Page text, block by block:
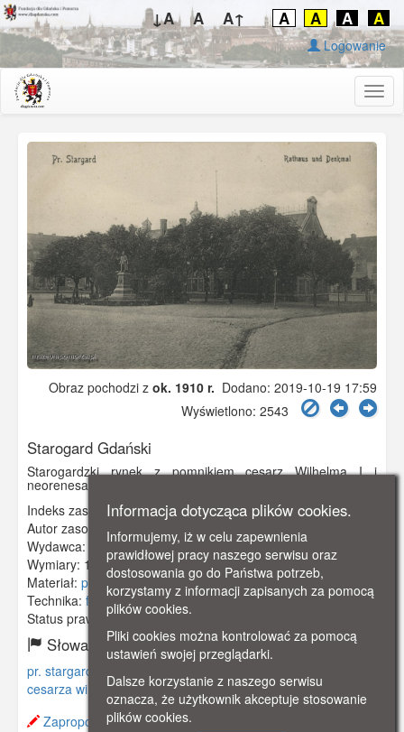
↓A A A↑ A A A A
Logowanie
Obraz pochodzi z ok. 1910 r. Dodano: 2019-10-19 17:59
Wyświetlono: 2543
Starogard Gdański
Starogardzki rynek z pomnikiem cesarz Wilhelma I i
neorenesansowym ratuszem z początków XIX wieku.
Indeks zasobu:GSP00253
Autor zasobu:
Wydawca:
Ernst Timm, Pr.Stargard
Wymiary: 137 x 87 mm
Materiał: pocztówka
Technika: fotografia czarno-biała
Status prawny:Użycie Niekomercyjne
Słowa kluczowe:
pr. stargard
cesarza wilhelma i,rynek,ratusz ,neorenesansowy,
Zaproponuj zmianę opisu.
Informacja dotycząca plików cookies.
Informujemy, iż w celu zapewnienia
prawidłowej pracy naszego serwisu oraz
dostosowania go do Państwa potrzeb,
korzystamy z informacji zapisanych za pomocą
plików cookies.
Pliki cookies można kontrolować za pomocą
ustawień swojej przeglądarki.
Dalsze korzystanie z naszego serwisu
oznacza, że użytkownik akceptuje stosowanie
plików cookies.